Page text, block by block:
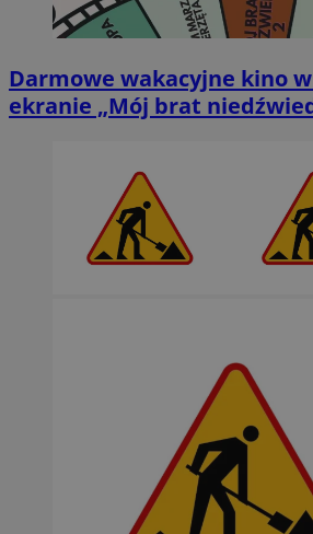
Darmowe wakacyjne kino
ekranie „Mój brat